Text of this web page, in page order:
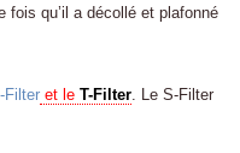
fois qu’il a décollé et plafonné
Filter et le T-Filter. Le S-Filter